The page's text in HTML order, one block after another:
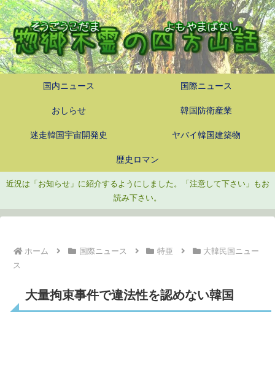
国内ニュース 国際ニュース
おしらせ 韓国防衛産業
迷走韓国宇宙開発史 ヤバイ韓国建築物
歴史ロマン
近況は「お知らせ」に紹介するようにしました。「注意して下さい」もお
読み下さい。
ホーム 国際ニュース 特亜
大韓民国ニュー
ス
大量拘束事件で違法性を認めない韓国